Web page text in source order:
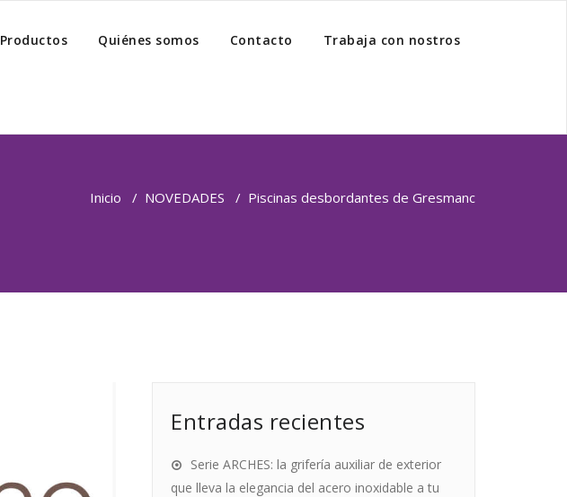
Productos Quiénes somos Contacto Trabaja con nostros
Inicio / NOVEDADES / Piscinas desbordantes de Gresmanc
Entradas recientes
Serie ARCHES: la grifería auxiliar de exterior
que lleva la elegancia del acero inoxidable a tu